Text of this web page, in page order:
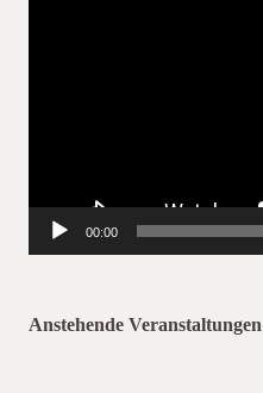
00:00
Anstehende Veranstaltungen